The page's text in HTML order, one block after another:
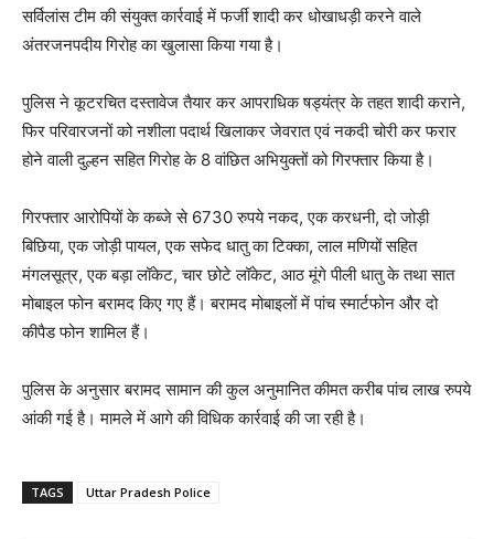
सर्विलांस टीम की संयुक्त कार्रवाई में फर्जी शादी कर धोखाधड़ी करने वाले
अंतरजनपदीय गिरोह का खुलासा किया गया है।
पुलिस ने कूटरचित दस्तावेज तैयार कर आपराधिक षड्यंत्र के तहत शादी कराने,
फिर परिवारजनों को नशीला पदार्थ खिलाकर जेवरात एवं नकदी चोरी कर फरार
होने वाली दुल्हन सहित गिरोह के 8 वांछित अभियुक्तों को गिरफ्तार किया है।
गिरफ्तार आरोपियों के कब्जे से 6730 रुपये नकद, एक करधनी, दो जोड़ी
बिछिया, एक जोड़ी पायल, एक सफेद धातु का टिक्का, लाल मणियों सहित
मंगलसूत्र, एक बड़ा लॉकेट, चार छोटे लॉकेट, आठ मूंगे पीली धातु के तथा सात
मोबाइल फोन बरामद किए गए हैं। बरामद मोबाइलों में पांच स्मार्टफोन और दो
कीपैड फोन शामिल हैं।
पुलिस के अनुसार बरामद सामान की कुल अनुमानित कीमत करीब पांच लाख रुपये
आंकी गई है। मामले में आगे की विधिक कार्रवाई की जा रही है।
TAGS Uttar Pradesh Police